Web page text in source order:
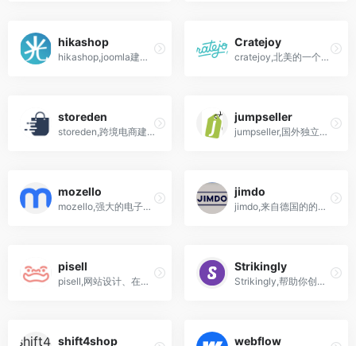
hikashop
hikashop,joomla建站购物车插件,跨境电商工具
Cratejoy
cratejoy,北美的一个盲盒销售平台,支持自建站和平台销售
storeden
storeden,跨境电商建站工具,创建您的多渠道在线商店,免费试用15天
jumpseller
jumpseller,国外独立站电商建站程序,免费试用14天,无需信用卡
mozello
mozello,强大的电子商务傻瓜式建站服务
jimdo
jimdo,来自德国的的网页制作工具,电子商务网站建站服务
pisell
pisell,网站设计、在线生意、微信营销等、电商营销等多种服务项目
Strikingly
Strikingly,帮助你创建优雅包括网店,个人网站,公司或企业网站
shift4shop webflow